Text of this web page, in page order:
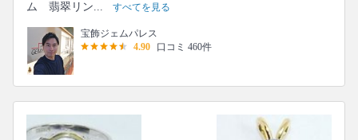
ム 翡翠リン...
すべてを見る
宝飾ジェムパレス
4.90
口コミ 460件